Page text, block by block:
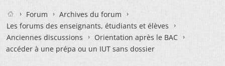
Forum
Archives du forum
Les forums des enseignants, étudiants et élèves
Anciennes discussions
Orientation après le BAC
accéder à une prépa ou un IUT sans dossier